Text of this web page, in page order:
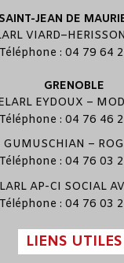
SAINT-JEAN DE
VIARD–
Téléphone : 04 79 64
GRENOBLE
EYDOUX –
Téléphone : 04 76 46
GUMUSCHIAN –
Téléphone : 04 76 03
AP-CI SOCIAL
Téléphone : 04 76 03
LIENS UTILES